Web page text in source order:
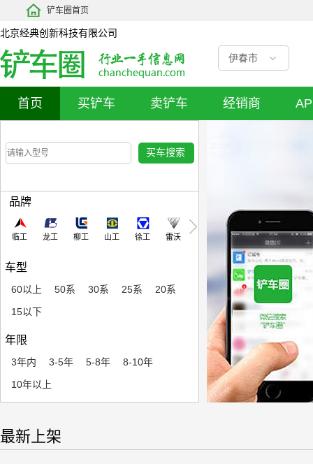
铲车圈首页
北京经典创新科技有限公司
伊春市
首页 买铲车 卖铲车 经销商
品牌
临工 龙工 柳工 山工 徐工 雷沃
车型
60以上 50系 30系 25系
20系
15以下
年限
3年内 3-5年 5-8年
8-10年
10年以上
最新上架